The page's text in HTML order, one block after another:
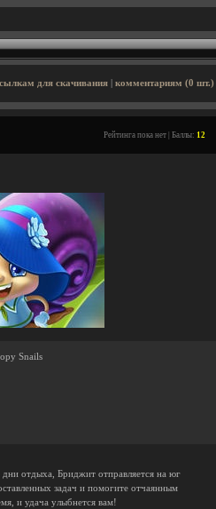
для скачивания комментариям (0 шт.)
Рейтинга пока нет | Баллы: 12
Snails
отдыха, Бриджит отправляется на юг
задач и помогите отчаянным
и удача улыбнется вам!